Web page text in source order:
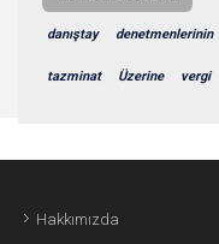
danıştay denetmenlerinin
tazminat Üzerine vergi
Hakkımızda